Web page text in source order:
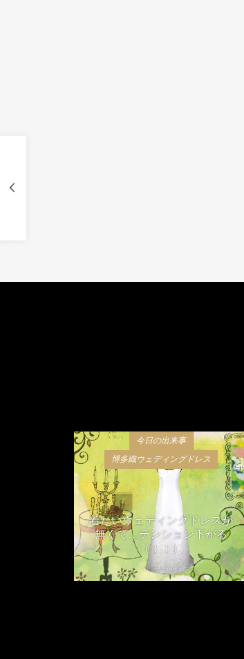
今日の出来事
博多織ウェディングドレス
着たいウェディングドレスが
無くて…テンション下がる
（；；）
2018年11月15日